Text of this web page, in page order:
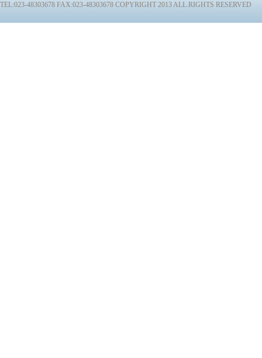
TEL:023-48303678 FAX:023-48303678 COPYRIGHT 2013 ALL.RIGHTS RESERVED